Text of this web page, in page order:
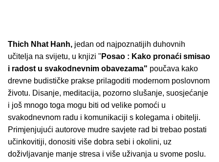
Thich Nhat Hanh, jedan od najpoznatijih duhovnih
učitelja na svijetu, u knjizi " Posao : Kako pronaći smisao
i radost u svakodnevnim obavezama" poučava kako
drevne budističke prakse prilagoditi modernom poslovnom
životu. Disanje, meditacija, pozorno slušanje, suosjećanje
i još mnogo toga mogu biti od velike pomoći u
svakodnevnom radu i komunikaciji s kolegama i obitelji.
Primjenjujući autorove mudre savjete rad bi trebao postati
učinkovitiji, donositi više dobra sebi i okolini, uz
doživljavanje manje stresa i više uživanja u svome poslu.